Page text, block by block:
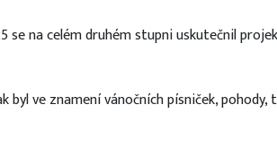
se na celém druhém stupni uskutečnil
byl ve znamení vánočních písniček,